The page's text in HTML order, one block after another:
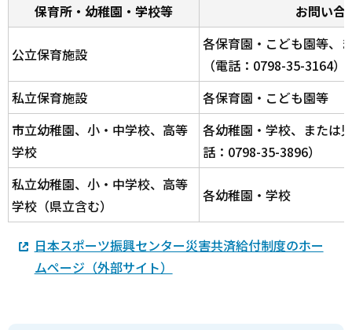
保育所・幼稚園・学校等 お問い合
公立保育施設
各保育園・こども園等、
（電話：0798-35-3164）
私立保育施設
各保育園・こども園等
市立幼稚園、小・中学校、高等
学校
各幼稚園・学校、または
話：0798-35-3896）
私立幼稚園、小・中学校、高等
学校（県立含む）
各幼稚園・学校
日本スポーツ振興センター災害共済給付制度のホー
ムページ（外部サイト）